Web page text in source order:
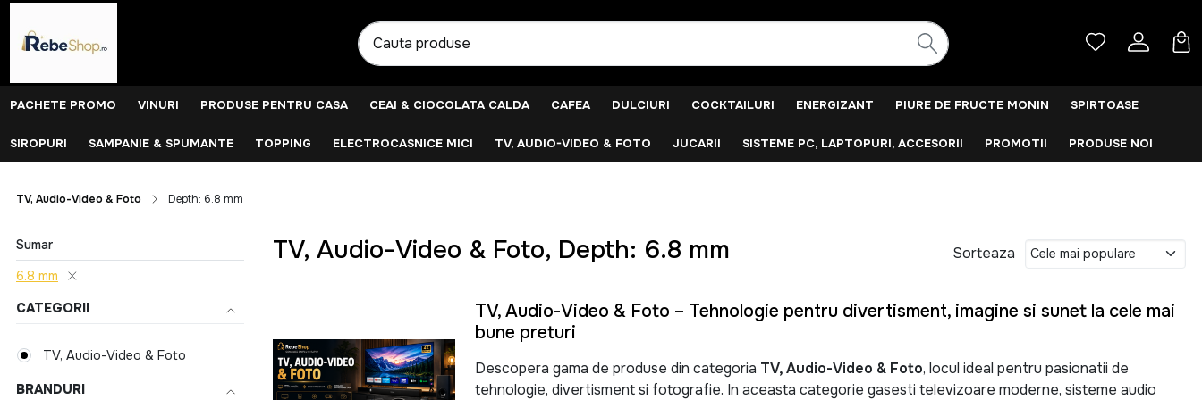
PACHETE PROMO VINURI PRODUSE PENTRU CASA CEAI & CIOCOLATA CALDA CAFEA DULCIURI COCKTAILURI ENERGIZANT PIURE DE FRUCTE MONIN SPIRTOASE
SIROPURI SAMPANIE & SPUMANTE TOPPING ELECTROCASNICE MICI TV, AUDIO-VIDEO & FOTO JUCARII SISTEME PC, LAPTOPURI, ACCESORII PROMOTII PRODUSE NOI
TV, Audio-Video & Foto Depth: 6.8 mm
Sumar
6.8 mm
CATEGORII
TV, Audio-Video & Foto
BRANDURI
TV, Audio-Video & Foto, Depth: 6.8 mm Sorteaza
TV, Audio-Video & Foto – Tehnologie pentru divertisment, imagine si sunet la cele mai
bune preturi
Descopera gama de produse din categoria TV, Audio-Video & Foto, locul ideal pentru pasionatii de
tehnologie, divertisment si fotografie. In aceasta categorie gasesti televizoare moderne, sisteme audio